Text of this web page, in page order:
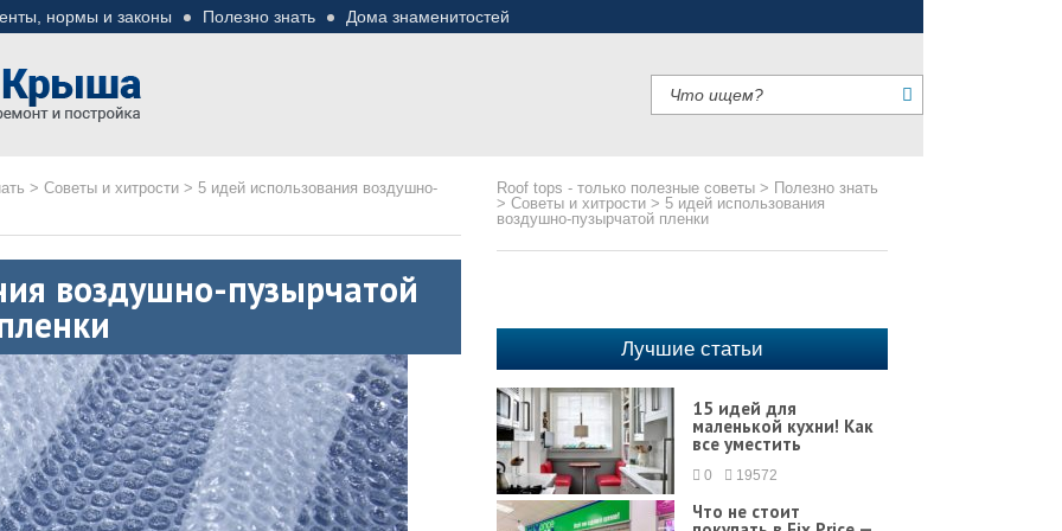
нормы и законы Полезно знать Дома знаменитостей
> Советы и хитрости > 5 идей использования воздушно-
воздушно-пузырчатой
Roof tops - только полезные советы > Полезно знать
> Советы и хитрости > 5 идей использования
воздушно-пузырчатой пленки
Лучшие статьи
15 идей для
маленькой кухни! Как
все уместить
0 19572
Что не стоит